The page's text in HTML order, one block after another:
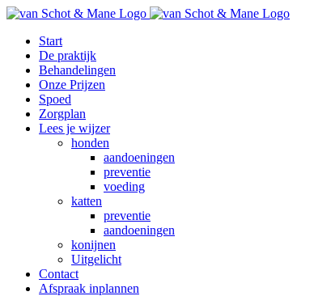
Ga
inhoudStart
De praktijk
Behandelingen
Onze Prijzen
Spoed
Zorgplan
Lees je wijzer
honden
aandoeningen
preventie
voeding
katten
preventie
aandoeningen
konijnen
Uitgelicht
Contact
Afspraak inplannen